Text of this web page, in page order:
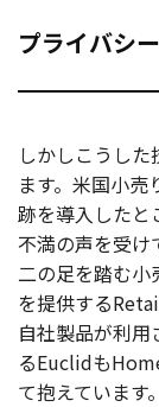
プライバシ
しかしこうし
ます。米国小
跡を導入したと
不満の声を受
二の足を踏む
を提供する
自社製品が利
るEuclidも
て抱えています。